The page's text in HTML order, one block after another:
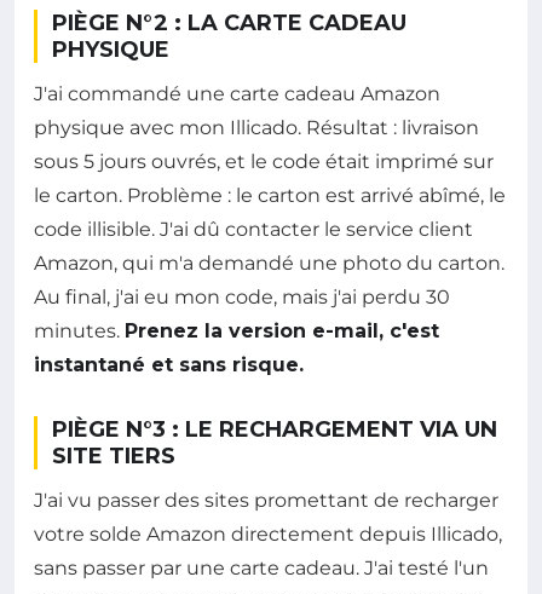
PIÈGE N°2 : LA CARTE CADEAU
PHYSIQUE
J'ai commandé une carte cadeau Amazon
physique avec mon Illicado. Résultat : livraison
sous 5 jours ouvrés, et le code était imprimé sur
le carton. Problème : le carton est arrivé abîmé, le
code illisible. J'ai dû contacter le service client
Amazon, qui m'a demandé une photo du carton.
Au final, j'ai eu mon code, mais j'ai perdu 30
minutes. Prenez la version e-mail, c'est
instantané et sans risque.
PIÈGE N°3 : LE RECHARGEMENT VIA UN
SITE TIERS
J'ai vu passer des sites promettant de recharger
votre solde Amazon directement depuis Illicado,
sans passer par une carte cadeau. J'ai testé l'un